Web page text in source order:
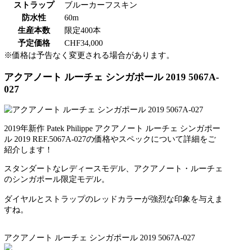
ストラップ
ブルーカーフスキン
防水性
60m
生産本数
限定400本
予定価格
CHF34,000
※価格は予告なく変更される場合があります。
アクアノート ルーチェ シンガポール 2019 5067A-
027
2019年新作 Patek Philippe アクアノート ルーチェ シンガポー
ル 2019 REF.5067A-027の価格やスペックについて詳細をご
紹介します！
スタンダートなレディースモデル、アクアノート・ルーチェ
のシンガポール限定モデル。
ダイヤルとストラップのレッドカラーが強烈な印象を与えま
すね。
アクアノート ルーチェ シンガポール 2019 5067A-027